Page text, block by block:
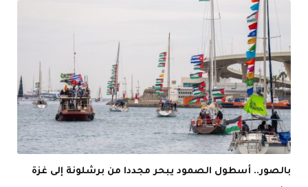
بالصور.. أسطول الصمود يبحر مجددا من برشلونة إلى غزة